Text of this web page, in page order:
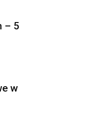
– 5
w